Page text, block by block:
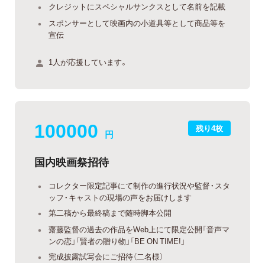
クレジットにスペシャルサンクスとして名前を記載
スポンサーとして映画内の小道具等として商品等を
宣伝
1人が応援しています。
残り4枚
100000 円
国内映画祭招待
コレクター限定記事にて制作の進行状況や監督・スタ
ッフ・キャストの現場の声をお届けします
第二稿から最終稿まで随時脚本公開
齋藤監督の過去の作品をWeb上にて限定公開「音声マ
ンの恋」「賢者の贈り物」「BE ON TIME!」
完成披露試写会にご招待（二名様）